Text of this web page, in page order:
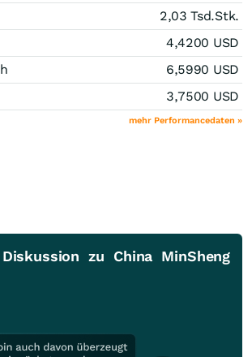
2,03 Tsd.Stk.
4,4200 USD
6,5990 USD
3,7500 USD
mehr Performancedaten »
zu China MinSheng